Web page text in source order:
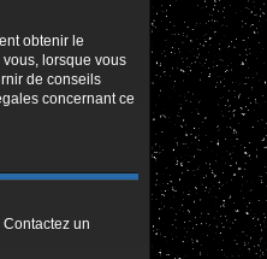
obtenir le
vous, lorsque vous
de conseils
concernant ce
un